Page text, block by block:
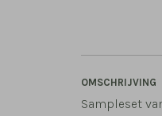
OMSCHRIJVING
Sampleset